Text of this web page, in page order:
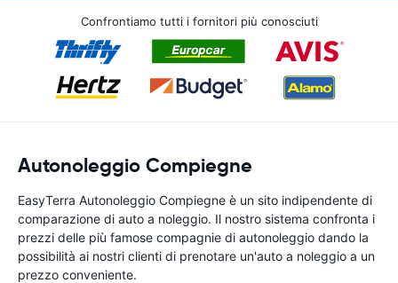
Confrontiamo tutti i fornitori più conosciuti
Autonoleggio Compiegne
EasyTerra Autonoleggio Compiegne è un sito indipendente di
comparazione di auto a noleggio. Il nostro sistema confronta i
prezzi delle più famose compagnie di autonoleggio dando la
possibilità ai nostri clienti di prenotare un'auto a noleggio a un
prezzo conveniente.